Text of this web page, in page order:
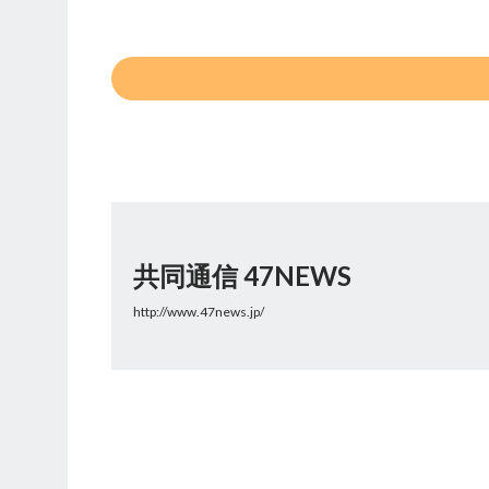
共同通信 47NEWS
http://www.47news.jp/